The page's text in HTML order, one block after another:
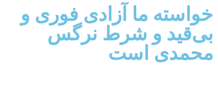
خواسته ما آزادی فوری و
بی‌قید و شرط نرگس
محمدی است